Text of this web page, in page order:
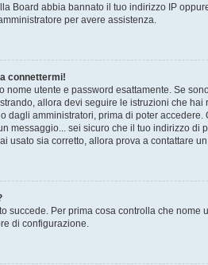
Board abbia bannato il tuo indirizzo IP
per avere assistenza.
connettermi!
nome utente e password esattamente. Se
allora devi seguire le istruzioni che
dagli amministratori, prima di poter
messaggio... sei sicuro che il tuo indirizzo
usato sia corretto, allora prova a contattare un
succede. Per prima cosa controlla che
di configurazione.